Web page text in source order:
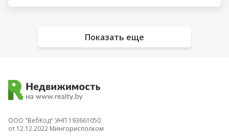
Показать еще
ООО "ВебКод" УНП 193661050
от 12.12.2022 Мингорисполком